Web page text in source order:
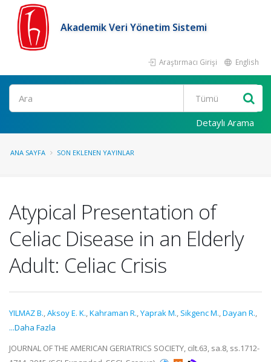
Akademik Veri Yönetim Sistemi
Araştırmacı Girişi English
Ara
Detaylı Arama
ANA SAYFA SON EKLENEN YAYINLAR
Atypical Presentation of
Celiac Disease in an Elderly
Adult: Celiac Crisis
YILMAZ B.,Aksoy E. K.,Kahraman R.,Yaprak M., Sikgenc M.,Dayan R.,
...Daha Fazla
JOURNAL OF THE AMERICAN GERIATRICS SOCIETY, cilt.63, sa.8, ss.1712-